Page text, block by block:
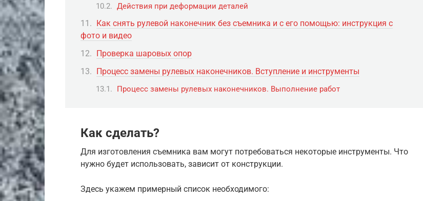
Действия при деформации деталей
Как снять рулевой наконечник без съемника и с его помощью: инструкция с
фото и видео
Проверка шаровых опор
Процесс замены рулевых наконечников. Вступление и инструменты
Процесс замены рулевых наконечников. Выполнение работ
Как сделать?
Для изготовления съемника вам могут потребоваться некоторые инструменты. Что
нужно будет использовать, зависит от конструкции.
Здесь укажем примерный список необходимого: